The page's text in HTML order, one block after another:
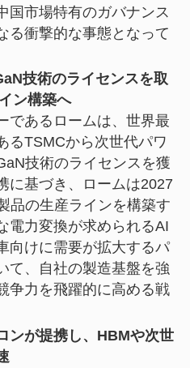
国市場特有のガバナンス
る衝撃的な事態となって
技術のライセンスを取
ン構築へ
であるロームは、世界最
るTSMCから次世代パワ
技術のライセンスを獲
に基づき、ロームは2027
品の生産ラインを構築す
電力変換が求められるAI
向けに需要が拡大するパ
て、自社の製造基盤を強
争力を飛躍的に高める戦
ンが提携し、HBMや次世